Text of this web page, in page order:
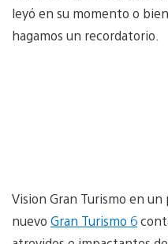
leyó en su momento o
hagamos un recordatorio.
Vision Gran Turismo en
nuevo Gran Turismo 6